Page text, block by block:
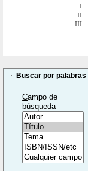
I.
II.
III.
Buscar por palabras
Campo de
búsqueda